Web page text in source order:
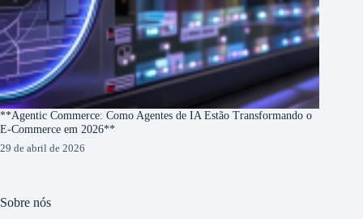
**Agentic Commerce: Como Agentes de IA Estão Transformando o
E-Commerce em 2026**
29 de abril de 2026
Sobre nós